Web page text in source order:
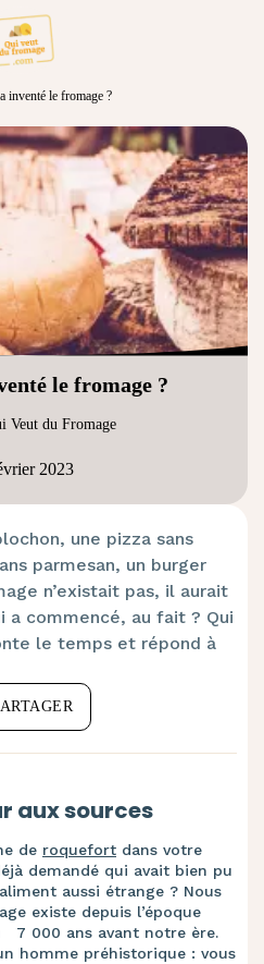
inventé le fromage ?
le fromage ?
Veut du Fromage
2023
une pizza sans
parmesan, un burger
n’existait pas, il aurait
a commencé, au fait ? Qui
le temps et répond à
aux sources
de roquefort dans votre
demandé qui avait bien pu
aussi étrange ? Nous
existe depuis l’époque
7 000 ans avant notre ère.
homme préhistorique : vous